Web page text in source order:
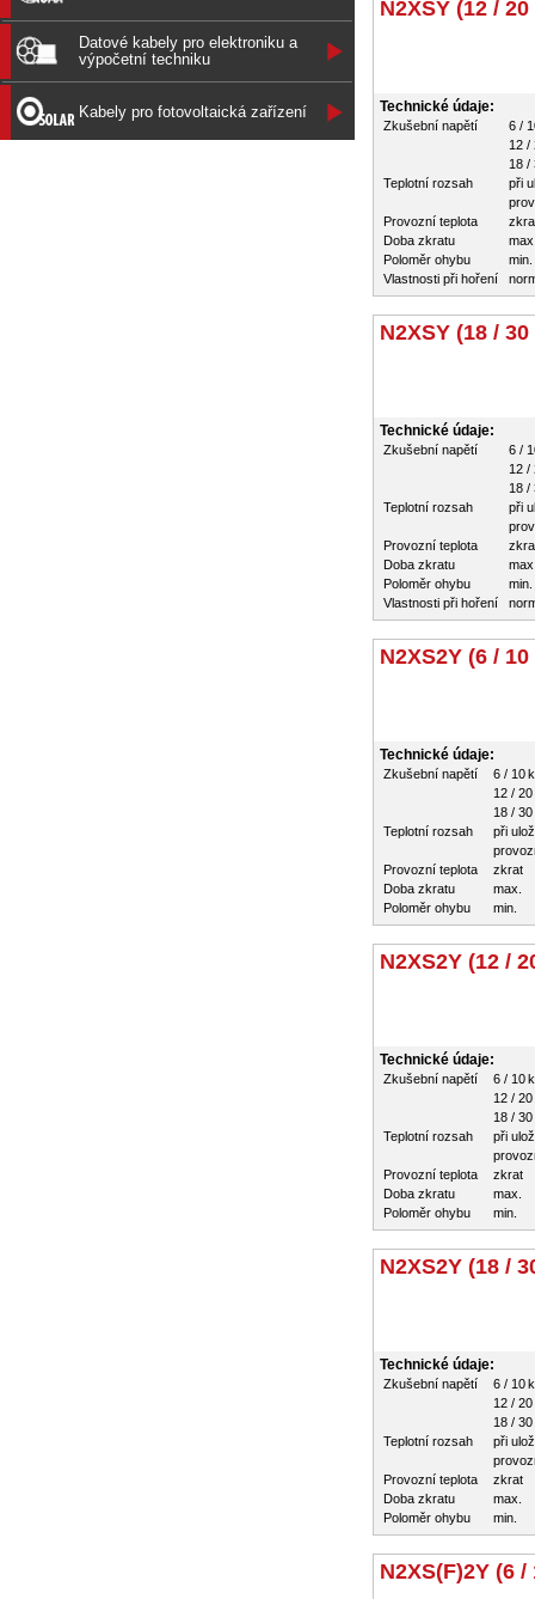
Datové kabely pro elektroniku a
výpočetní techniku
Kabely pro fotovoltaická zařízení
N2XSY (12 / 20
Technické údaje:
Zkušební napětí
6 /
12 /
18 /
Teplotní rozsah
při
Provozní teplota
Doba zkratu
Poloměr ohybu
min.
Vlastnosti při hoření
N2XSY (18 / 30
Technické údaje:
Zkušební napětí
6 /
12 /
18 /
Teplotní rozsah
při
Provozní teplota
Doba zkratu
Poloměr ohybu
min.
Vlastnosti při hoření
N2XS2Y (6 / 10
Technické údaje:
Zkušební napětí
6 / 10
12 / 20
18 / 30
Teplotní rozsah
při
Provozní teplota
zkrat
Doba zkratu
max.
Poloměr ohybu
min.
N2XS2Y (12 /
Technické údaje:
Zkušební napětí
6 / 10
12 / 20
18 / 30
Teplotní rozsah
při
Provozní teplota
zkrat
Doba zkratu
max.
Poloměr ohybu
min.
N2XS2Y (18 /
Technické údaje:
Zkušební napětí
6 / 10
12 / 20
18 / 30
Teplotní rozsah
při
Provozní teplota
zkrat
Doba zkratu
max.
Poloměr ohybu
min.
N2XS(F)2Y (6 /